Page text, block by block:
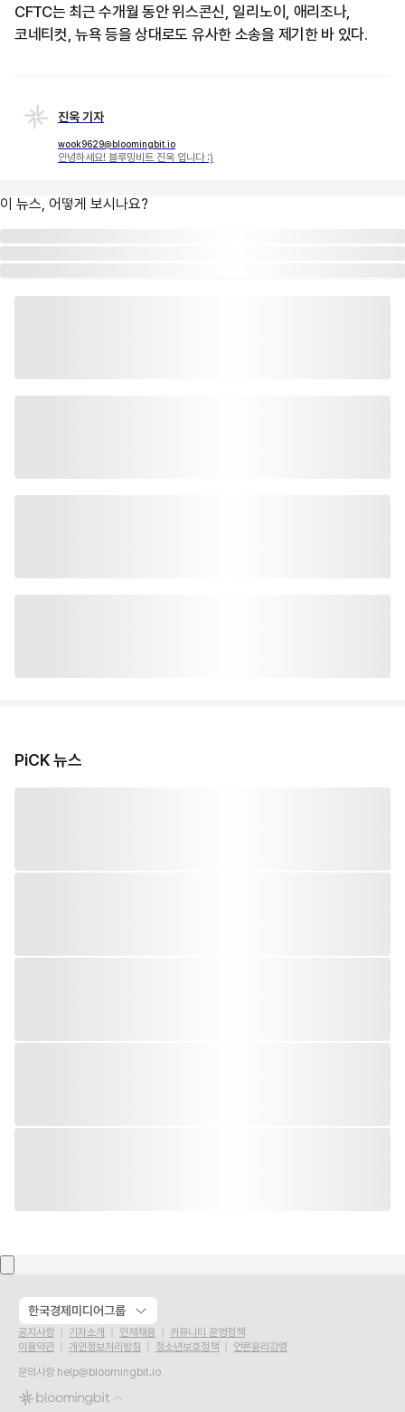
CFTC는 최근 수개월 동안 위스콘신, 일리노이, 애리조나,
코네티컷, 뉴욕 등을 상대로도 유사한 소송을 제기한 바 있다.
진욱 기자
wook9629@bloomingbit.io
안녕하세요! 블루밍비트 진욱 입니다 :)
이 뉴스, 어떻게 보시나요?
PiCK 뉴스
한국경제미디어그룹
공지사항 기자소개 인재채용
커뮤니티 운영정책
이용약관
개인정보처리방침 청소년보호정책
언론윤리강령
문의사항 help@bloomingbit.io